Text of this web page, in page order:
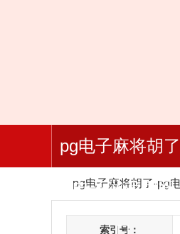
pg电子麻将胡
pg电子游戏官网
pg电子麻将胡了-pg
索引号：